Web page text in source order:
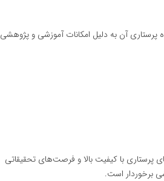
پرستاری آن به دلیل امکانات آموزشی و پژوهشی
پرستاری با کیفیت بالا و فرصت‌های تحقیقاتی
برخوردار است.